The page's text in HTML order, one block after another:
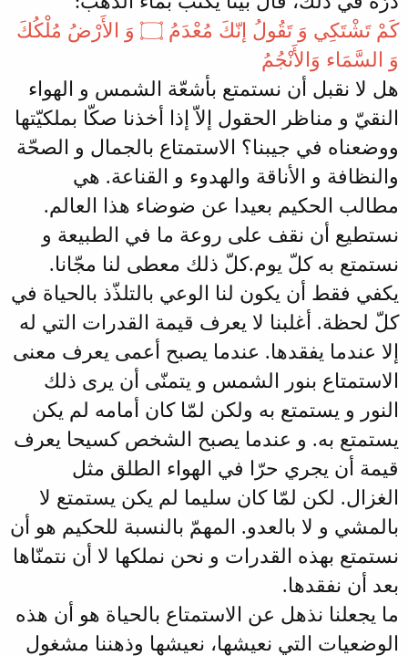
كَمْ تَشْتَكِي وَ تَقُولُ إنّكَ مُعْدَمُ ۝ وَ الأَرْضُ مُلْكُكَ
وَ السَّمَاء وَالأَنْجُمُ
هل لا نقبل أن نستمتع بأشعّة الشمس و الهواء
النقيّ و مناظر الحقول إلاّ إذا أخذنا صكّا بملكيّتها
ووضعناه في جيبنا؟ الاستمتاع بالجمال و الصحّة
والنظافة و الأناقة والهدوء و القناعة. هي
مطالب الحكيم بعيدا عن ضوضاء هذا العالم.
نستطيع أن نقف على روعة ما في الطبيعة و
نستمتع به كلّ يوم.كلّ ذلك معطى لنا مجّانا.
يكفي فقط أن يكون لنا الوعي بالتلذّذ بالحياة في
كلّ لحظة. أغلبنا لا يعرف قيمة القدرات التي له
إلا عندما يفقدها. عندما يصبح أعمى يعرف معنى
الاستمتاع بنور الشمس و يتمنّى أن يرى ذلك
النور و يستمتع به ولكن لمّا كان أمامه لم يكن
يستمتع به. و عندما يصبح الشخص كسيحا يعرف
قيمة أن يجري حرّا في الهواء الطلق مثل
الغزال. لكن لمّا كان سليما لم يكن يستمتع لا
بالمشي و لا بالعدو. المهمّ بالنسبة للحكيم هو أن
نستمتع بهذه القدرات و نحن نملكها لا أن نتمنّاها
بعد أن نفقدها.
ما يجعلنا نذهل عن الاستمتاع بالحياة هو أن هذه
الوضعيات التي نعيشها، نعيشها وذهننا مشغول